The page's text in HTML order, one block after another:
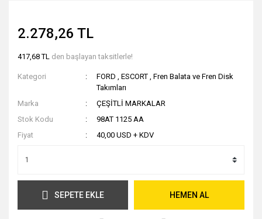
2.278,26 TL
417,68 TL den başlayan taksitlerle!
Kategori FORD ,ESCORT,Fren Balata ve Fren Disk
Takımları
Marka
ÇEŞİTLİ MARKALAR
Stok Kodu
98AT 1125 AA
Fiyat
40,00 USD + KDV
SEPETE EKLE HEMEN AL